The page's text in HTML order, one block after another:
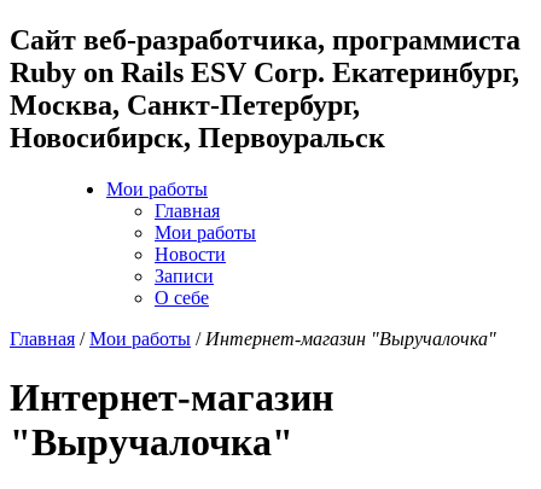
Cайт веб-разработчика, программиста
Ruby on Rails ESV Corp. Екатеринбург,
Москва, Санкт-Петербург,
Новосибирск, Первоуральск
Мои работы
Главная
Мои работы
Новости
Записи
О себе
Главная /Мои работы / Интернет-магазин "Выручалочка"
Интернет-магазин
"Выручалочка"